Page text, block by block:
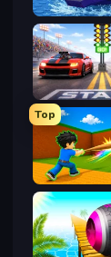
Street Racer
Top
Baseball For